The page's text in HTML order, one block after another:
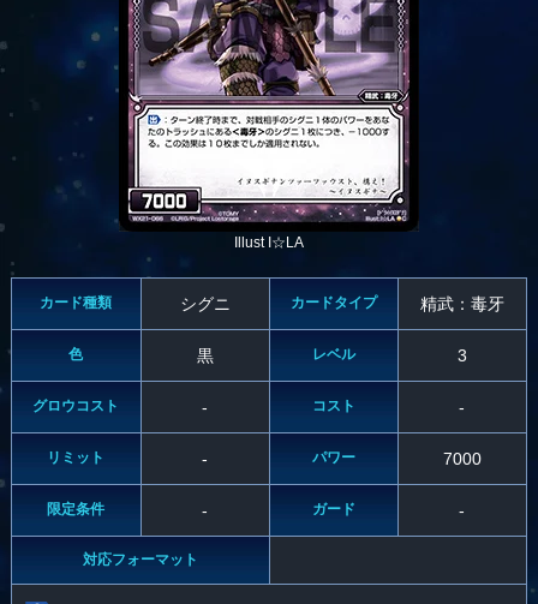
Illust I☆LA
カード種類 シグニ カードタイプ 精武：毒牙
色 黒 レベル 3
グロウコスト - コスト -
リミット - パワー 7000
限定条件 - ガード -
対応フォーマット